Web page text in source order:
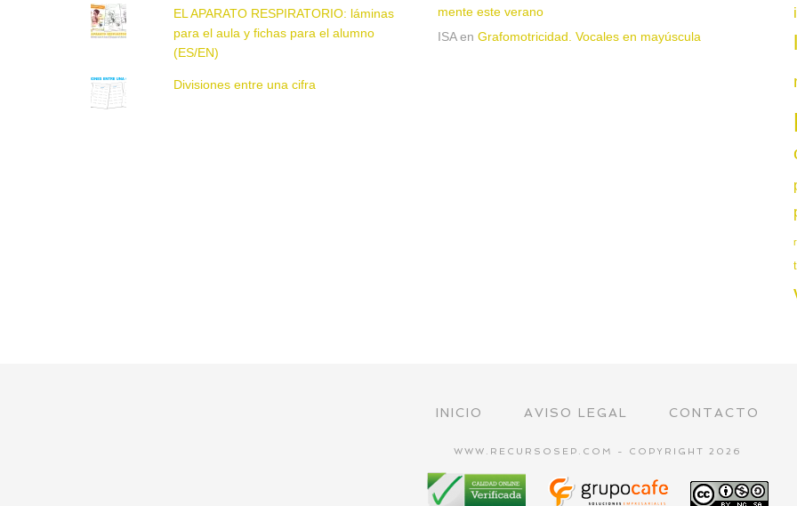
EL APARATO RESPIRATORIO: láminas
para el aula y fichas para el alumno
(ES/EN)
Divisiones entre una cifra
mente este verano
ISAen Grafomotricidad. Vocales en mayúscula
INICIO AVISO LEGAL CONTACTO
WWW.RECURSOSEP.COM - COPYRIGHT 2026